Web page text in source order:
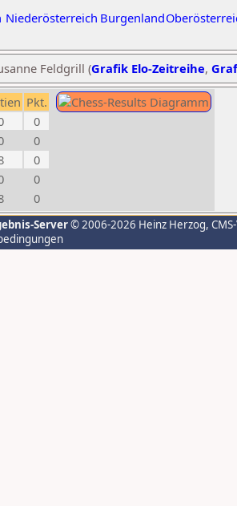
Niederösterreich Burgenland
Feldgrill (Grafik Elo-Zeitreihe,
Pkt.
0
0
0
0
0
Server© 2006-2026 Heinz Herzog,